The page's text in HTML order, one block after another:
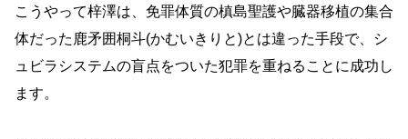
こうやって梓澤は、免罪体質の槙島聖護や臓器移植の集合
体だった 鹿矛囲桐斗(かむいきりと)とは違った手段で、シ
ュビラシステムの盲点をついた犯罪を重ねることに成功し
ます。